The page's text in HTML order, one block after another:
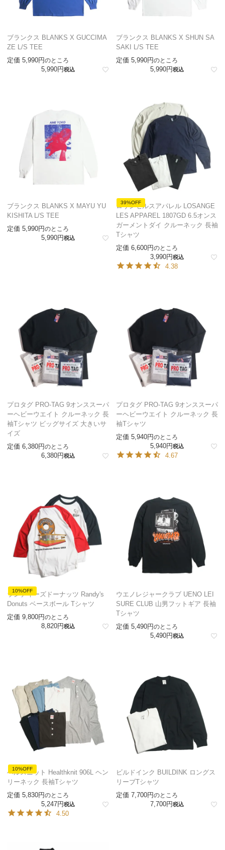
ブランクス BLANKS X GUCCIMA
ZE L/S TEE
定価 5,990 のところ
5,990 税込
ブランクス BLANKS X SHUN SA
SAKI L/S TEE
定価 5,990 のところ
5,990 税込
ブランクス BLANKS X MAYU YU
KISHITA L/S TEE
定価 5,990 のところ
5,990 税込
39%OFF
ロサンゼルスアパレル LOSANGE
LES APPAREL 1807GD 6.5オンス
ガーメントダイ クルーネック 長袖
Tシャツ
定価 6,600 のところ
3,990 税込
4.38
プロタグ PRO-TAG 9オンススーパ
ーヘビーウエイト クルーネック 長
袖Tシャツ ビッグサイズ 大きいサ
イズ
定価 6,380 のところ
6,380 税込
プロタグ PRO-TAG 9オンススーパ
ーヘビーウエイト クルーネック 長
袖Tシャツ
定価 5,940 のところ
5,940 税込
4.67
10%OFF
ランディーズドーナッツ Randy's
Donuts ベースボール Tシャツ
定価 9,800 のところ
8,820 税込
ウエノレジャークラブ UENO LEI
SURE CLUB 山男フットギア 長袖
Tシャツ
定価 5,490 のところ
5,490 税込
10%OFF
ヘルスニット Healthknit 906L ヘン
リーネック 長袖Tシャツ
定価 5,830 のところ
5,247 税込
4.50
ビルドインク BUILDINK ロングス
リーブTシャツ
定価 7,700 のところ
7,700 税込